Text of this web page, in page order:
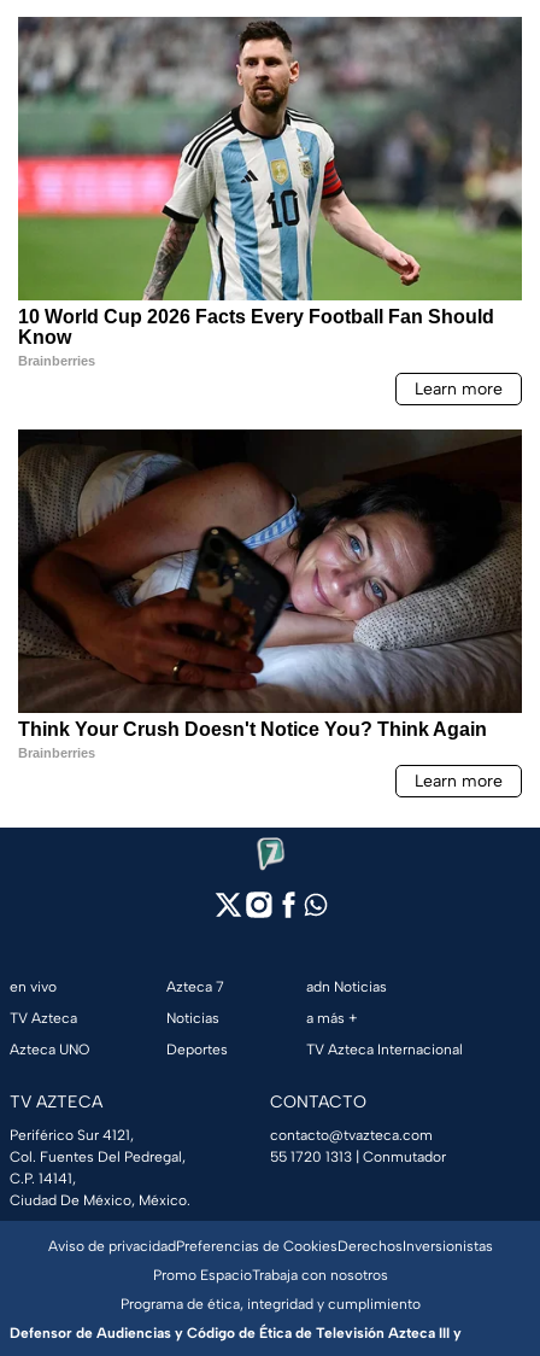
en vivo
TV Azteca
Azteca UNO
Azteca 7
Noticias
Deportes
adn Noticias
a más +
TV Azteca Internacional
TV AZTECA
Periférico Sur 4121,
Col. Fuentes Del Pedregal,
C.P. 14141,
Ciudad De México, México.
CONTACTO
contacto@tvazteca.com
55 1720 1313 | Conmutador
Aviso de privacidadPreferencias de CookiesDerechosInversionistas
Promo EspacioTrabaja con nosotros
Programa de ética, integridad y cumplimiento
Defensor de Audiencias y Código de Ética de Televisión Azteca III y